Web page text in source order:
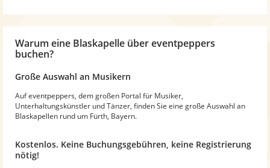
Warum eine Blaskapelle über eventpeppers
buchen?
Große Auswahl an Musikern
Auf eventpeppers, dem großen Portal für Musiker,
Unterhaltungskünstler und Tänzer, finden Sie eine große Auswahl an
Blaskapellen rund um Fürth, Bayern.
Kostenlos. Keine Buchungsgebühren, keine Registrierung
nötig!